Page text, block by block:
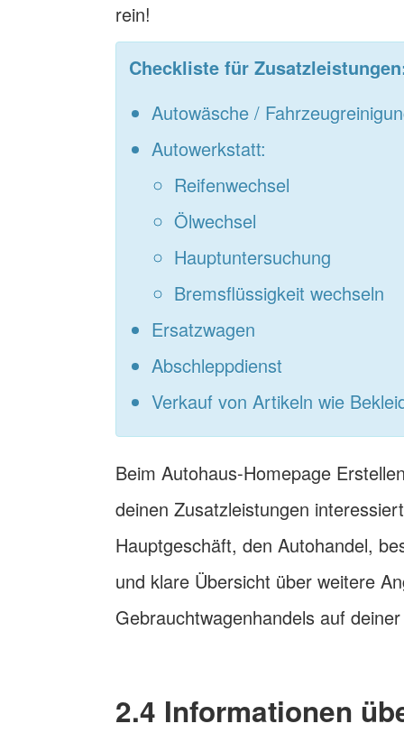
rein!
Checkliste für
Autowäsche /
Autowerkstatt:
Reifenwechsel
Ölwechsel
Hauptuntersuchung
Bremsflüssigkeit wechseln
Ersatzwagen
Abschleppdienst
Verkauf von Artikeln wie
Beim Autohaus-Homepage
deinen Zusatzleistungen
Hauptgeschäft, den Autohandel,
und klare Übersicht über weitere
Gebrauchtwagenhandels auf
2.4 Informationen